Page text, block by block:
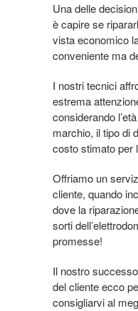
Una delle
è capire se
vista economico
conveniente ma
I nostri tecnici
estrema
considerando
marchio, il tipo di
costo stimato per
Offriamo un
cliente, quando
dove la
sorti
promesse!
Il nostro
del cliente ecco
consigliarvi al